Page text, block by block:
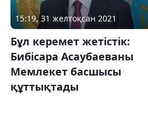
15:19, 31 желтоқсан 2021
Бұл керемет жетістік:
Бибісара Асаубаеваны
Мемлекет басшысы
құттықтады